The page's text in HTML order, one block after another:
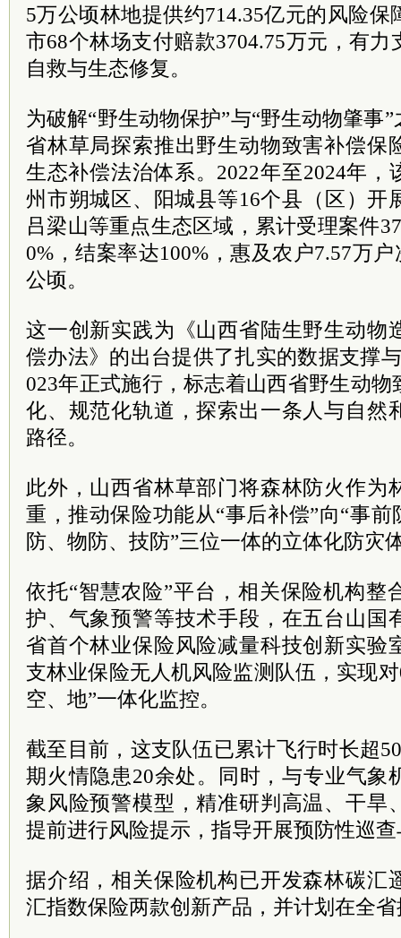
5万公顷林地提供约714.35亿元的风险保
市68个林场支付赔款3704.75万元，有
自救与生态修复。
为破解“野生动物保护”与“野生动物肇事
省林草局探索推出野生动物致害补偿保
生态补偿法治体系。2022年至2024年，
州市朔城区、阳城县等16个县（区）开
吕梁山等重点生态区域，累计受理案件
0%，结案率达100%，惠及农户7.57万
公顷。
这一创新实践为《山西省陆生野生动物
偿办法》的出台提供了扎实的数据支撑
023年正式施行，标志着山西省野生动
化、规范化轨道，探索出一条人与自然
路径。
此外，山西省林草部门将森林防火作为
重，推动保险功能从“事后补偿”向“事前
防、物防、技防”三位一体的立体化防灾
依托“智慧农险”平台，相关保险机构整
护、气象预警等技术手段，在五台山国
省首个林业保险风险减量科技创新实验
支林业保险无人机风险监测队伍，实现
空、地”一体化监控。
截至目前，这支队伍已累计飞行时长超
期火情隐患20余处。同时，与专业气象
象风险预警模型，精准研判高温、干旱
提前进行风险提示，指导开展预防性巡
据介绍，相关保险机构已开发森林碳汇
汇指数保险两款创新产品，并计划在全